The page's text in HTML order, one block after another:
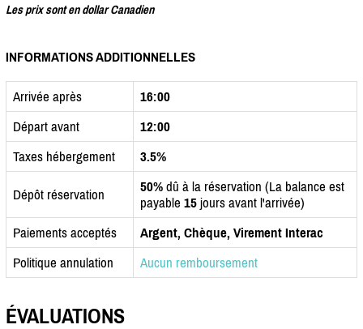
Les prix sont en dollar Canadien
INFORMATIONS ADDITIONNELLES
Arrivée après
16:00
Départ avant
12:00
Taxes hébergement
3.5%
Dépôt réservation 50% dû à la réservation (La balance est
payable 15 jours avant l'arrivée)
Paiements acceptés
Argent, Chèque, Virement Interac
Politique annulation
Aucun remboursement
ÉVALUATIONS